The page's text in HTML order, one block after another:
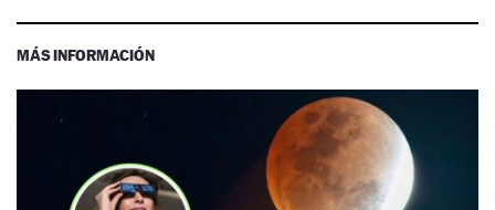
MÁS INFORMACIÓN